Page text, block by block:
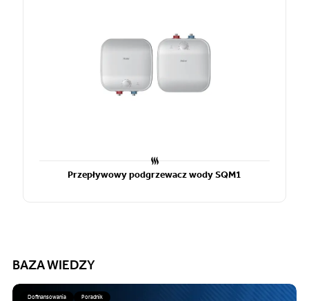
Przepływowy podgrzewacz wody SQM1
BAZA WIEDZY
Dofinansowania Poradnik